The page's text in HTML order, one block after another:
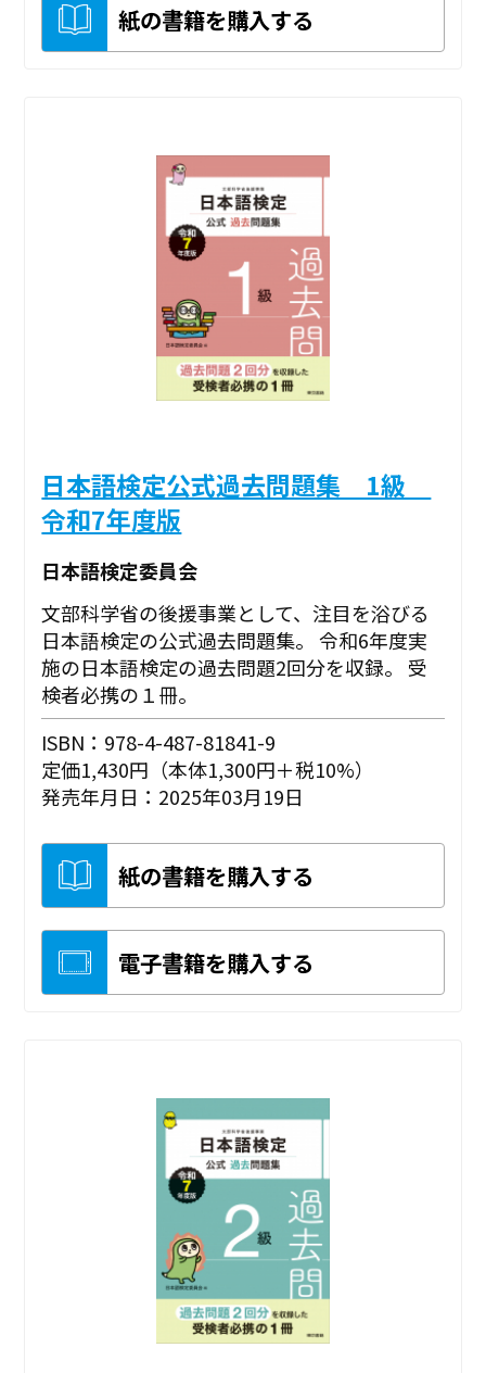
紙の書籍を購入する
日本語検定公式過去問題集 1級
令和7年度版
日本語検定委員会
文部科学省の後援事業として、注目を浴びる
日本語検定の公式過去問題集。 令和6年度実
施の日本語検定の過去問題2回分を収録。 受
検者必携の１冊。
ISBN：978-4-487-81841-9
定価1,430円（本体1,300円＋税10%）
発売年月日：2025年03月19日
紙の書籍を購入する
電子書籍を購入する